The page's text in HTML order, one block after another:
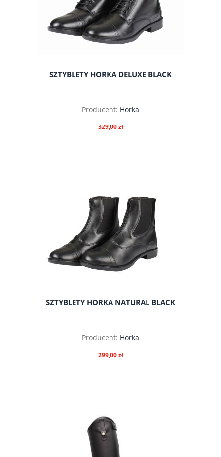
SZTYBLETY HORKA DELUXE BLACK
Producent: Horka
329,00 zł
SZTYBLETY HORKA NATURAL BLACK
Producent: Horka
299,00 zł
do koszyka